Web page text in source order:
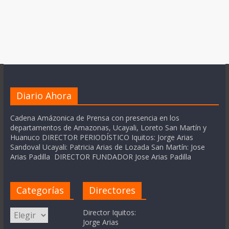
Diario Ahora
Cadena Amázonica de Prensa con presencia en los
departamentos de Amazonas, Ucayali, Loreto San Martín y
Huanuco DIRECTOR PERIODÍSTICO Iquitos: Jorge Arias
Sandoval Ucayali: Patricia Arias de Lozada San Martín: Jose
Arias Padilla DIRECTOR FUNDADOR Jose Arias Padilla
Categorías
Categorías
Directores
Director Iquitos:
Jorge Arias